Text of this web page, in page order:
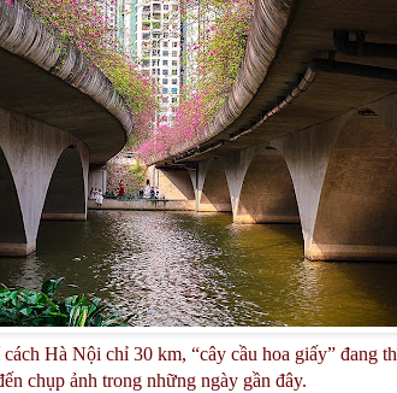
Hà Nội chỉ 30 km, “cây cầu hoa giấy” đang
chụp ảnh trong những ngày gần đây.